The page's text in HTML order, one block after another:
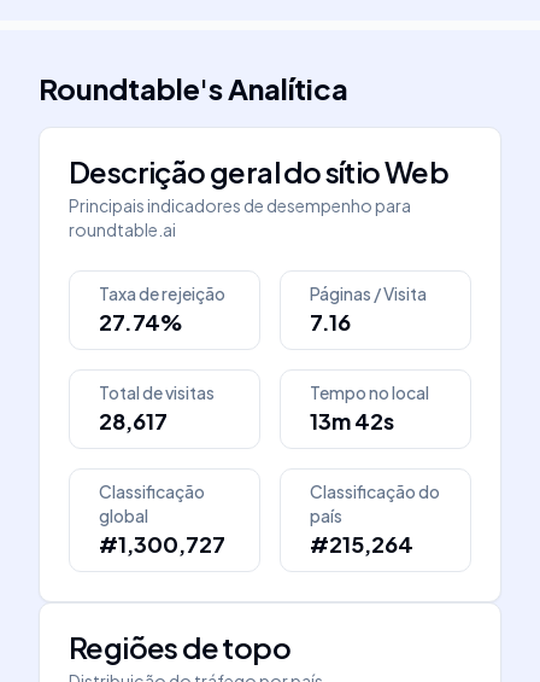
Roundtable'sAnalítica
Descrição geral do sítio Web
Principais indicadores de desempenho para
roundtable.ai
Taxa de rejeição
27.74%
Páginas / Visita
7.16
Total de visitas
28,617
Tempo no local
13m 42s
Classificação
global
#1,300,727
Classificação do
país
#215,264
Regiões de topo